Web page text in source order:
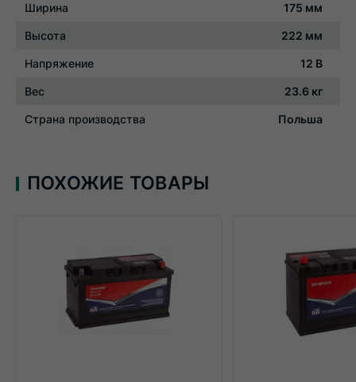
Ширина 175 мм
Высота 222 мм
Напряжение 12 В
Вес 23.6 кг
Страна производства Польша
ПОХОЖИЕ ТОВАРЫ